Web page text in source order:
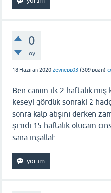
0
oy
18 Haziran 2020 Zeynepp33 (309 puan)
Ben canım ilk 2 haftalık
keseyi gördük sonraki 2
sonra kalp atışını derken
şimdi 15 haftalık olucam
sana inşallah